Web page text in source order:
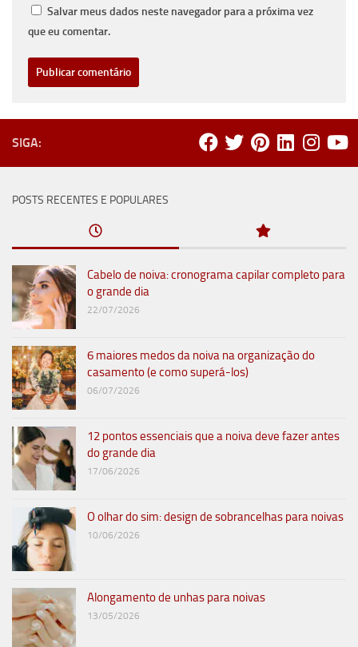
Salvar meus dados neste navegador para a próxima vez
que eu comentar.
SIGA:
POSTS RECENTES E POPULARES
Cabelo de noiva: cronograma capilar completo para
o grande dia
22/07/2026
6 maiores medos da noiva na organização do
casamento (e como superá-los)
06/07/2026
12 pontos essenciais que a noiva deve fazer antes
do grande dia
17/06/2026
O olhar do sim: design de sobrancelhas para noivas
10/06/2026
Alongamento de unhas para noivas
13/05/2026